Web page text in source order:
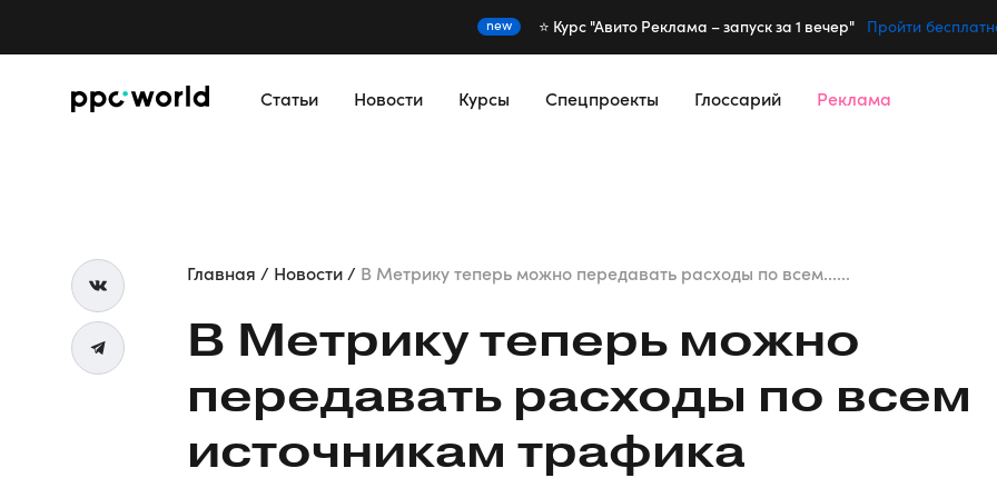
new ⭐️ Курс "Авито Реклама – запуск за 1 вечер" Пройти
Статьи Новости Курсы Спецпроекты Глоссарий Реклама
Главная Новости В Метрику теперь можно передавать расходы по всем......
В Метрику теперь можно
передавать расходы по всем
источникам трафика